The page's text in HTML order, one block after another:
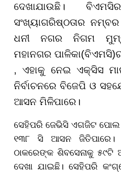
ଦେଖାଯାଉଛି।
ସଂଖ୍ୟାଗରିଷ୍ଠତାର
ଧନୀ ନଗର ନିଗମ
ମହାନଗର
, ଏହାକୁ ନେଇ ଏକ୍ସିସ
ନିର୍ବାଚନରେ ବିଜେପି ଓ
ଆସନ ମିଳିପାରେ।
ସେହିପରି ଜେଭିସି ଏଗଜିଟ ପୋଲ
୧୩୮ ସି ଆସନ
ଠାକରେଙ୍କ ଶିବସେନାକୁ
ଦେଖା ଯାଇଛି। ସେହିପରି